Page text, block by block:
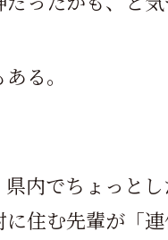
る。
内でちょっと
住む先輩が「